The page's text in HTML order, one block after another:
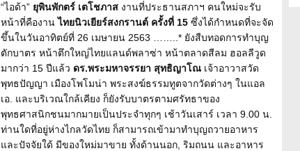
“ไอด้า” ยุพินพักตร์ เตโชภาส งานที่ประธานสภาฯ คนใหม่จะรับ
หน้าที่คืองานไทยนิวเยียร์สงกรานต์ ครั้งที่ 15 ซึ่งได้กำหนดที่จะจัด
ขึ้นในวันอาทิตย์ที่ 26 เมษายน 2563 ……..* ยังสืบทอดการทำบุญ
ตักบาตร หน้าตึกใหญ่ไทยแลนด์พลาซ่า หน้าตลาดสีลม ฮอลลีวูด
มากว่า 15 ปีแล้ว ดร.พระมหาจรรยา สุทธิญาโณ เจ้าอาวาสวัด
พุทธปัญญา เมืองโพโมน่า พระสงฆ์ธรรมทูตจากวัดต่างๆ ในแอล
เอ. และบริเวณใกล้เคียง ก็ยังรับบาตรตามศรัทธาของ
พุทธศาสนิกชนมากมายเป็นประจำทุกๆ เช้าวันเสาร์ เวลา 9.00 น.
ท่านใดที่อยู่ห่างไกลวัดไทย ก็สามารถเข้ามาทำบุญถวายอาหาร
และปัจจัยใด้ มีของใหม่มาขาย ทั้งด้านนอก, ริมถนน และอาหาร